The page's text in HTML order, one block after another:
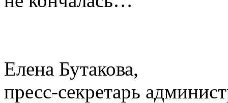
Елена Бутакова,
пресс-секретарь